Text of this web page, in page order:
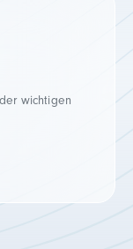
wichtigen